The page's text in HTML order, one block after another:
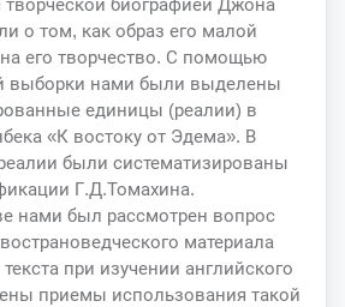
биографией Джона
о том, как образ его малой
его творчество. С помощью
выборки нами были выделены
единицы (реалии) в
«К востоку от Эдема». В
были систематизированы
Г.Д.Томахина.
нами был рассмотрен вопрос
материала
при изучении английского
приемы использования такой